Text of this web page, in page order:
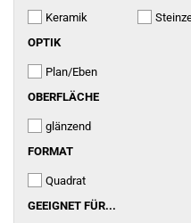
Keramik
OPTIK
OPTIK
Plan/Eben
OBERFLÄCHE
OBERFLÄCHE
glänzend
FORMAT
FORMAT
Quadrat
GEEIGNET
GEEIGNET FÜR...